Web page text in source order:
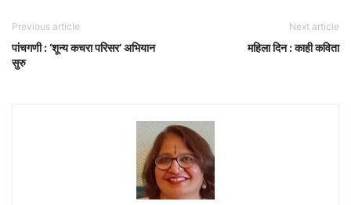
Previous article
पांचगणी : ‘शून्य कचरा परिसर’ अभियान
सुरु
Next article
महिला दिन : काही कविता